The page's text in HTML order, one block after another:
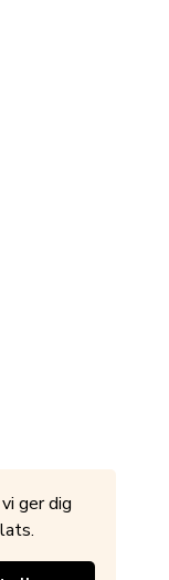
ger dig